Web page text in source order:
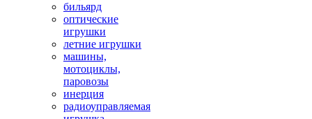
бильярд
оптические
игрушки
летние игрушки
машины,
мотоциклы,
паровозы
инерция
радиоуправляемая